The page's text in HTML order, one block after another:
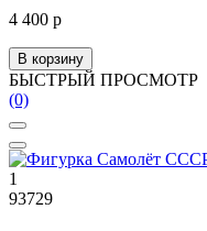
4 400 р
В корзину
БЫСТРЫЙ ПРОСМОТР
(0)
1
93729